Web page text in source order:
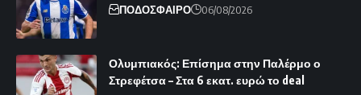
ΠΟΔΟΣΦΑΙΡΟ 06/08/2026
Ολυμπιακός: Επίσημα στην Παλέρμο ο
Στρεφέτσα – Στα 6 εκατ. ευρώ το deal